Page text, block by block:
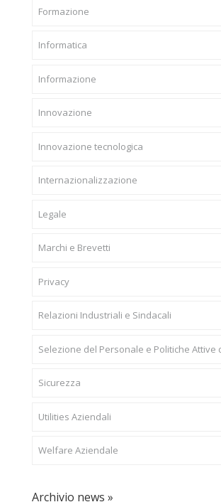
Formazione
Informatica
Informazione
Innovazione
Innovazione tecnologica
Internazionalizzazione
Legale
Marchi e Brevetti
Privacy
Relazioni Industriali e Sindacali
Selezione del Personale e Politiche Attive
Sicurezza
Utilities Aziendali
Welfare Aziendale
Archivio news »